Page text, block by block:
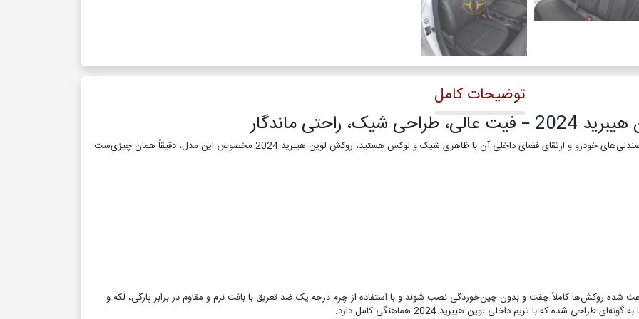
توضیحات کامل
ماندگار
هستید و به دنبال محافظت از صندلی‌های خودرو و ارتقای فضای داخلی آن با ظاهری شیک و لوکس هستید، روکش لوین هیبرید 2024 مخصوص این مدل، دقیقاً همان چیزی‌ست
دقیق از ابعاد و فرم صندلی‌های لوین هیبرید 2024 باعث شده روکش‌ها کاملاً چفت و بدون چین‌خوردگی نصب شوند و با استفاده از چرم درجه یک ضد تعریق با بافت نرم و مقاوم در برابر پارگی، لکه و
که با تریم داخلی لوین هیبرید 2024 هماهنگی کامل دارد.